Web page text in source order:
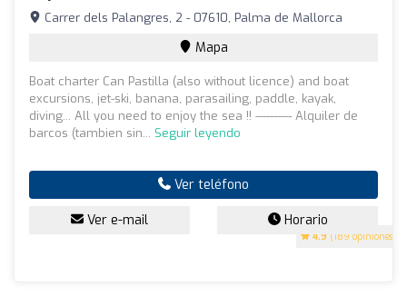
4.9 (189 opiniones)
Carrer dels Palangres, 2 - 07610, Palma de Mallorca
Mapa
Boat charter Can Pastilla (also without licence) and boat
excursions, jet-ski, banana, parasailing, paddle, kayak,
diving... All you need to enjoy the sea !! ---------- Alquiler de
barcos (tambien sin... Seguir leyendo
Ver teléfono
Ver e-mail Horario